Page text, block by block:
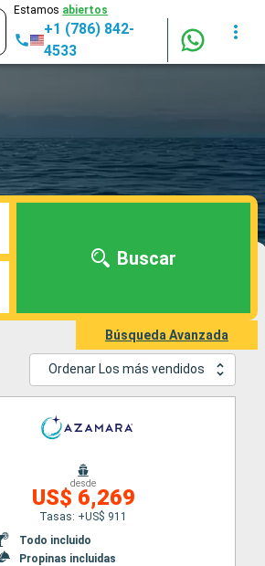
Estamos abiertos
+1 (786) 842-
4533
Buscar
Búsqueda Avanzada
Ordenar Los más vendidos
desde
US$ 6,269
Tasas: +US$ 911
Todo incluido
Propinas incluidas